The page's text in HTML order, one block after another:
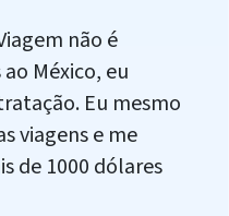
não é
México, eu
Eu mesmo
viagens e me
de 1000 dólares